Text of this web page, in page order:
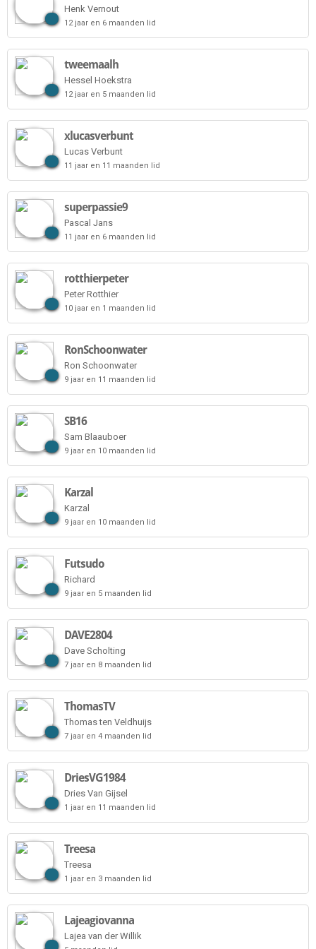
Henk Vernout
12 jaar en 6 maanden lid
tweemaalh
Hessel Hoekstra
12 jaar en 5 maanden lid
xlucasverbunt
Lucas Verbunt
11 jaar en 11 maanden lid
superpassie9
Pascal Jans
11 jaar en 6 maanden lid
rotthierpeter
Peter Rotthier
10 jaar en 1 maanden lid
RonSchoonwater
Ron Schoonwater
9 jaar en 11 maanden lid
SB16
Sam Blaauboer
9 jaar en 10 maanden lid
Karzal
Karzal
9 jaar en 10 maanden lid
Futsudo
Richard
9 jaar en 5 maanden lid
DAVE2804
Dave Scholting
7 jaar en 8 maanden lid
ThomasTV
Thomas ten Veldhuijs
7 jaar en 4 maanden lid
DriesVG1984
Dries Van Gijsel
1 jaar en 11 maanden lid
Treesa
Treesa
1 jaar en 3 maanden lid
Lajeagiovanna
Lajea van der Willik